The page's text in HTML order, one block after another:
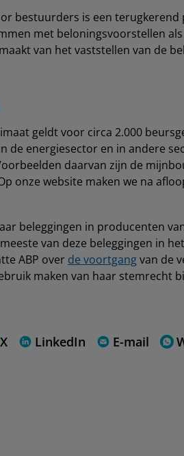
bestuurders is een terugkerend
met beloningsvoorstellen
van het vaststellen van de
geldt voor circa 2.000
de energiesector en in andere
daarvan zijn de
onze website maken we na
beleggingen in producenten
van deze beleggingen in
ABP over de voortgangvan de
maken van haar stemrecht
X LinkedIn E-mail